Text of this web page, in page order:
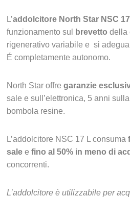
L’addolcitore North Star NSC
funzionamento sul
brevetto della
rigenerativo variabile e si
É completamente autonomo.
North Star offregaranzie
sale e sull’elettronica, 5 anni
bombola resine.
L’addolcitore NSC 17 L consuma
sale efino al 50% in meno di
concorrenti.
L’addolcitore è utilizzabile per